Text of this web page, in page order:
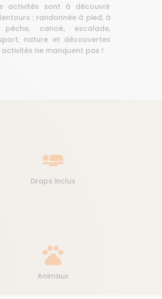
activités sont à découvrir
: randonnée à pied, à
canoë, escalade,
nature et découvertes
ne manquent pas !
airline_seat_flat
Draps inclus
pets
Animaux